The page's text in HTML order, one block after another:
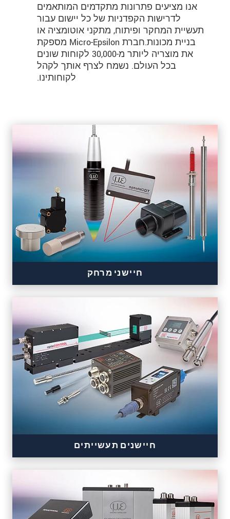
אנו מציעים פתרונות מתקדמים המותאמים
לדרישות הקפדניות של כל יישום עבור
תעשיית המחקר ופיתוח, מתקני אוטומציה או
בניית מכונות.חברת Micro-Epsilon מספקת
את מוצריה ליותר מ-30,000 לקוחות שונים
בכל העולם. נשמח לצרף אותך לקהל
לקוחותינו.
חיישני מרחק
Precise distance sensors for automation and
machine building
חיישנים תעשייתים